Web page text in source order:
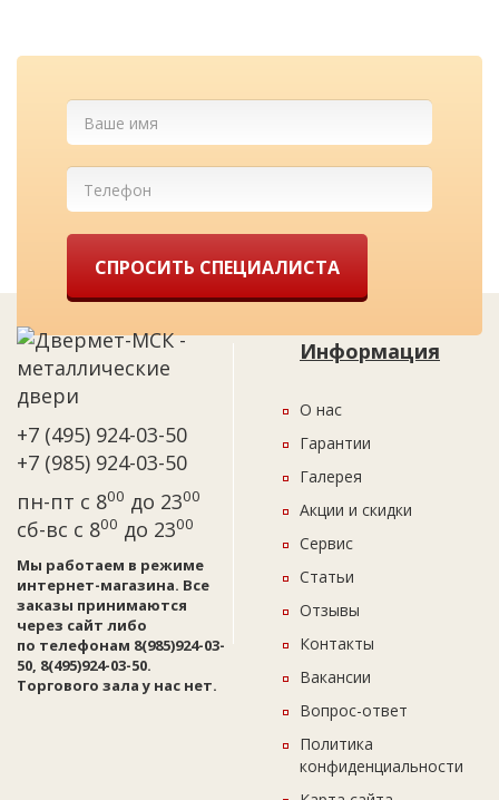
СПРОСИТЬ СПЕЦИАЛИСТА
+7 (495) 924-03-50
+7 (985) 924-03-50
пн-пт с 800 до 2300
сб-вс с 800 до 2300
Мы работаем в режиме
интернет-магазина. Все
заказы принимаются
через сайт либо
по телефонам 8(985)924-03-
50, 8(495)924-03-50.
Торгового зала у нас нет.
Информация
О нас
Гарантии
Галерея
Акции и скидки
Сервис
Статьи
Отзывы
Контакты
Вакансии
Вопрос-ответ
Политика
конфиденциальности